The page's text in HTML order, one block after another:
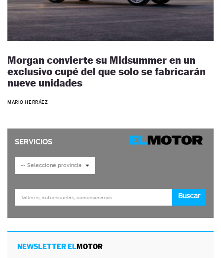
Morgan convierte su Midsummer en un
exclusivo cupé del que solo se fabricarán
nueve unidades
MARIO HERRÁEZ
NEWSLETTER ELMOTOR